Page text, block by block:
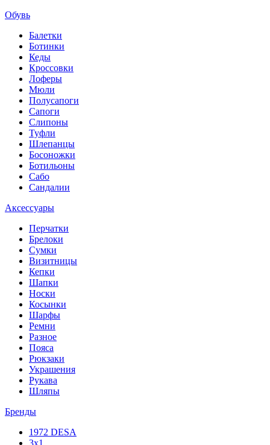
Обувь
Балетки
Ботинки
Кеды
Кроссовки
Лоферы
Мюли
Полусапоги
Сапоги
Слипоны
Туфли
Шлепанцы
Босоножки
Ботильоны
Сабо
Сандалии
Аксессуары
Перчатки
Брелоки
Сумки
Визитницы
Кепки
Шапки
Носки
Косынки
Шарфы
Ремни
Разное
Пояса
Рюкзаки
Украшения
Рукава
Шляпы
Бренды
1972 DESA
3x1